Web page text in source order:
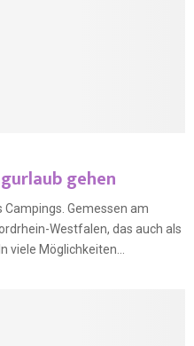
gehen
Campings. Gemessen am
Westfalen, das auch als
viele Möglichkeiten...